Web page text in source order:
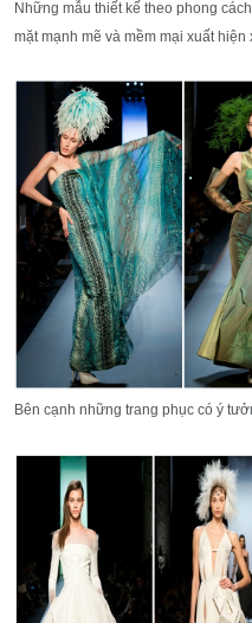
Những mẫu thiết kế theo phong
mặt mạnh mẽ và mềm mại xuất hiện
Bên cạnh những trang phục có ý